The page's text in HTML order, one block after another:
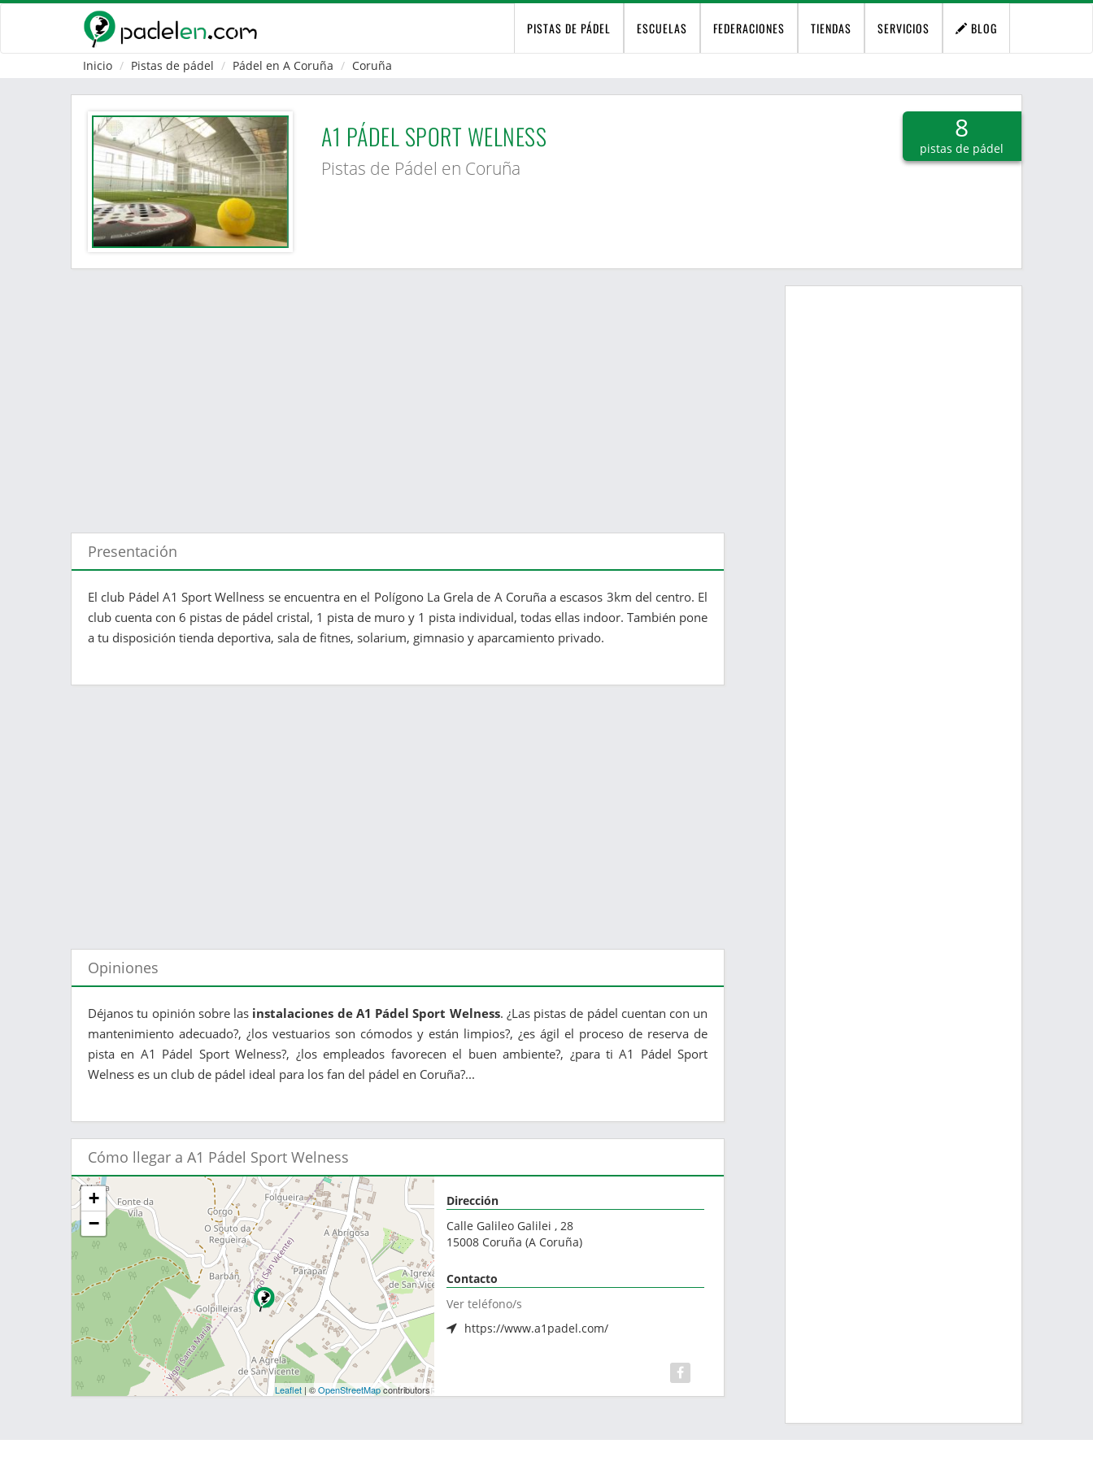
PISTAS DE PÁDEL ESCUELAS FEDERACIONES TIENDAS SERVICIOS BLOG
Inicio Pistas de pádel Pádel en A Coruña Coruña
A1 PÁDEL SPORT WELNESS
Pistas de Pádel en Coruña
8
pistas de pádel
Presentación
El club Pádel A1 Sport Wellness se encuentra en el Polígono La Grela de A Coruña a escasos 3km del centro. El
club cuenta con 6 pistas de pádel cristal, 1 pista de muro y 1 pista individual, todas ellas indoor. También pone
a tu disposición tienda deportiva, sala de fitnes, solarium, gimnasio y aparcamiento privado.
Opiniones
Déjanos tu opinión sobre las instalaciones de A1 Pádel Sport Welness. ¿Las pistas de pádel cuentan con un
mantenimiento adecuado?, ¿los vestuarios son cómodos y están limpios?, ¿es ágil el proceso de reserva de
pista en A1 Pádel Sport Welness?, ¿los empleados favorecen el buen ambiente?, ¿para ti A1 Pádel Sport
Welness es un club de pádel ideal para los fan del pádel en Coruña?...
Cómo llegar a A1 Pádel Sport Welness
+
−
Leaflet | ©OpenStreetMapcontributors
Dirección
Calle Galileo Galilei , 28
15008 Coruña (A Coruña)
Contacto
Ver teléfono/s
https://www.a1padel.com/